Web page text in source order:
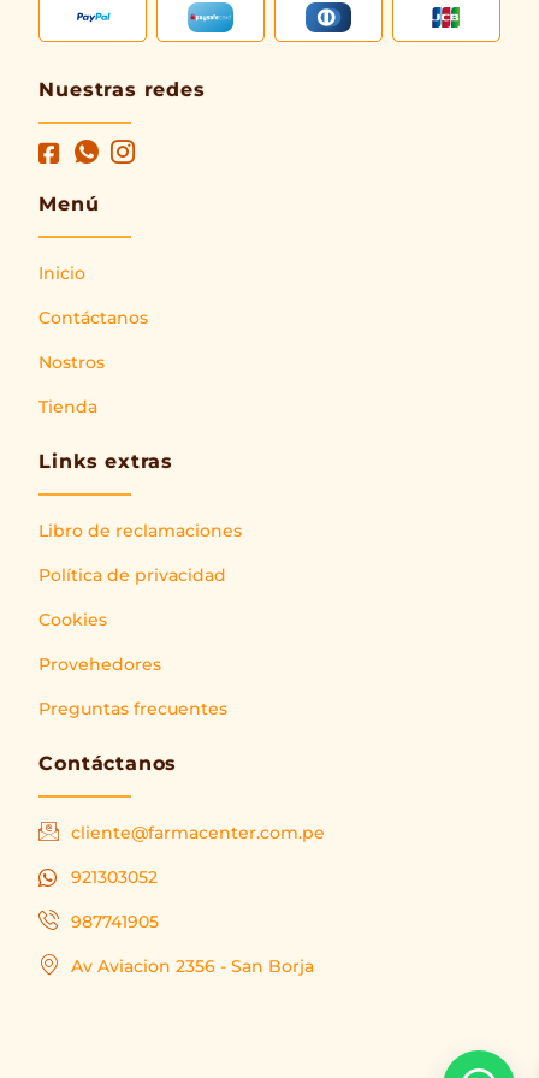
Nuestras redes
Menú
Inicio
Contáctanos
Nostros
Tienda
Links extras
Libro de reclamaciones
Política de privacidad
Cookies
Provehedores
Preguntas frecuentes
Contáctanos
cliente@farmacenter.com.pe
921303052
987741905
Av Aviacion 2356 - San Borja